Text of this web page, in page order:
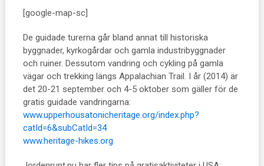
[google-map-sc]
De guidade turerna går bland annat till historiska
byggnader, kyrkogårdar och gamla industribyggnader
och ruiner. Dessutom vandring och cykling på gamla
vägar och trekking längs Appalachian Trail. I år (2014) är
det 20-21 september och 4-5 oktober som gäller för de
gratis guidade vandringarna:
www.upperhousatonicheritage.org/index.php?
catId=6&subCatId=34
www.heritage-hikes.org